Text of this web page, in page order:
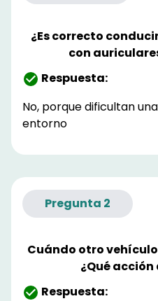
¿Es correcto
con
Respuesta:
No, porque dificultan
entorno
Pregunta 2
Cuándo otro
¿Qué
Respuesta: